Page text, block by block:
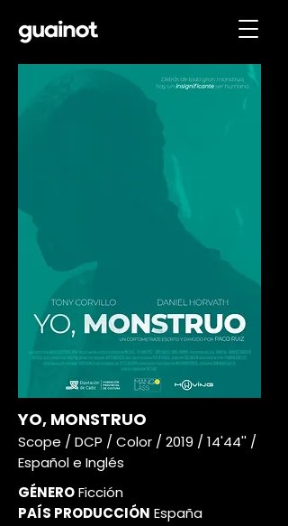
YO, MONSTRUO
Scope / DCP / Color / 2019 / 14'44'' /
Español e Inglés
GÉNEROFicción
PAÍS PRODUCCIÓN España